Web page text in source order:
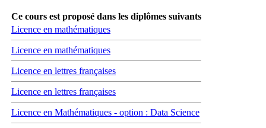
Ce cours est proposé dans les diplômes suivants
Licence en mathématiques
Licence en mathématiques
Licence en lettres françaises
Licence en lettres françaises
Licence en Mathématiques - option : Data Science